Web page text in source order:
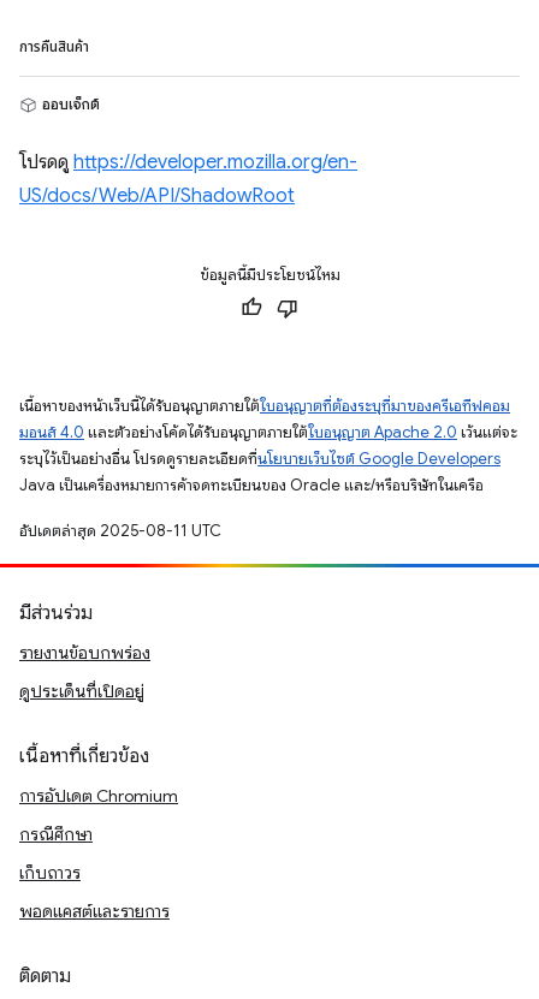
การคืนสินค้า
ออบเจ็กต์
โปรดดู https://developer.mozilla.org/en-
US/docs/Web/API/ShadowRoot
ข้อมูลนี้มีประโยชน์ไหม
เนื้อหาของหน้าเว็บนี้ได้รับอนุญาตภายใต้ใบอนุญาตที่ต้องระบุที่มาของครีเอทีฟคอม
มอนส์ 4.0 และตัวอย่างโค้ดได้รับอนุญาตภายใต้ใบอนุญาต Apache 2.0 เว้นแต่จะ
ระบุไว้เป็นอย่างอื่น โปรดดูรายละเอียดที่นโยบายเว็บไซต์ Google Developers
Java เป็นเครื่องหมายการค้าจดทะเบียนของ Oracle และ/หรือบริษัทในเครือ
อัปเดตล่าสุด 2025-08-11 UTC
มีส่วนร่วม
รายงานข้อบกพร่อง
ดูประเด็นที่เปิดอยู่
เนื้อหาที่เกี่ยวข้อง
การอัปเดต Chromium
กรณีศึกษา
เก็บถาวร
พอดแคสต์และรายการ
ติดตาม